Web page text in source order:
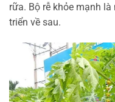
rữa. Bộ rễ khỏe mạnh
triển về sau.